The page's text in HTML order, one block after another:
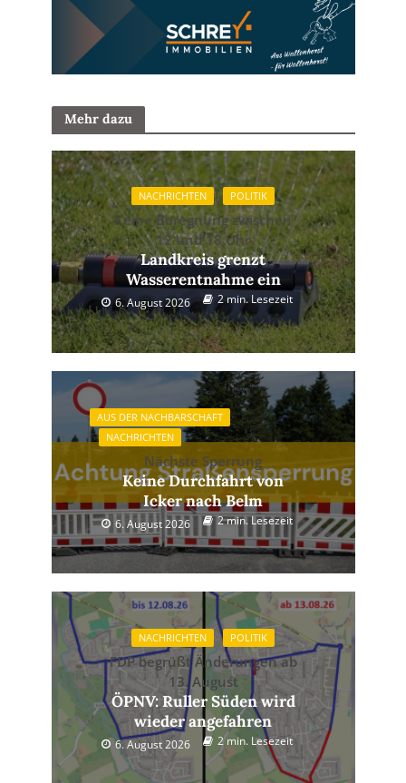
Mehr dazu
NACHRICHTEN POLITIK
Keine Beregnung zwischen
12 und 18 Uhr
Landkreis grenzt
Wasserentnahme ein
6. August 2026 2 min. Lesezeit
AUS DER NACHBARSCHAFT
NACHRICHTEN
Nächste Sperrung
Keine Durchfahrt von
Icker nach Belm
6. August 2026 2 min. Lesezeit
NACHRICHTEN POLITIK
FDP begrüßt Änderungen ab
13. August
ÖPNV: Ruller Süden wird
wieder angefahren
6. August 2026 2 min. Lesezeit